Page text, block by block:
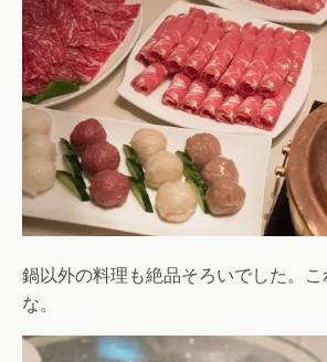
鍋以外の料理も絶品そろいでした。
な。